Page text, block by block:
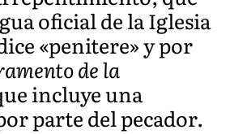
oficial de la Iglesia
«penitere» y por
de la
incluye una
parte del pecador.